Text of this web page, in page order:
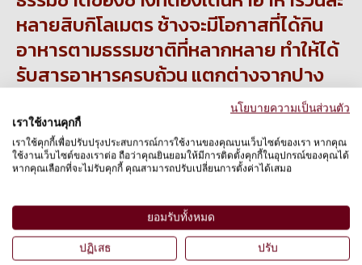
หลายสิบกิโลเมตร ช้างจะมีโอกาสที่ได้กิน
อาหารตามธรรมชาติที่หลากหลาย ทำให้ได้
รับสารอาหารครบถ้วน แตกต่างจากปาง
ช้างทั่วไปที่ได้กินอาหารไม่หลากหลายและ
ปริมาณอาจไม่เพียงพอ
11.30 น. เขาก็จะลงมากินน้ำ ซึ่งมีแหล่งน้ำ
บนภูเขาให้กิน เสร็จแล้วก็จะเป็นช่วงพัก
เที่ยง ระหว่างที่ควาญพักกินข้าวกลางวัน
และนั่งพักผ่อน ช้างจะได้กินอาหารหลักคือ
พวกหญ้าเนเปียร์ ซึ่งมีคุณค่าทางอาหารสูง
นโยบายความเป็นส่วนตัว
เราใช้งานคุกกี้
เราใช้คุกกี้เพื่อปรับปรุงประสบการณ์การใช้งานของคุณบนเว็บไซต์ของเรา หากคุณ
ใช้งานเว็บไซต์ของเราต่อ ถือว่าคุณยินยอมให้มีการติดตั้งคุกกี้ในอุปกรณ์ของคุณได้
หากคุณเลือกที่จะไม่รับคุกกี้ คุณสามารถปรับเปลี่ยนการตั้งค่าได้เสมอ
ยอมรับทั้งหมด
ปฏิเสธ ปรับ